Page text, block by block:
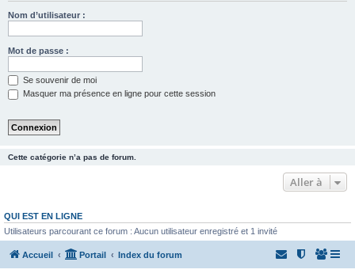
Nom d’utilisateur :
Mot de passe :
Se souvenir de moi
Masquer ma présence en ligne pour cette session
Cette catégorie n’a pas de forum.
Aller à
QUI EST EN LIGNE
Utilisateurs parcourant ce forum : Aucun utilisateur enregistré et 1 invité
Accueil Portail Index du forum